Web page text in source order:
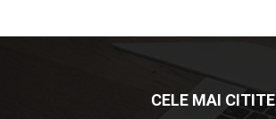
CELE MAI CITITE